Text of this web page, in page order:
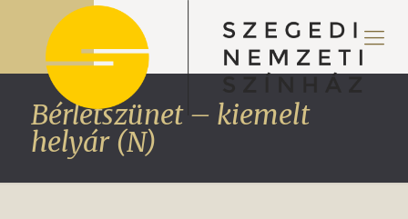
Bérletszünet – kiemelt
helyár (N)